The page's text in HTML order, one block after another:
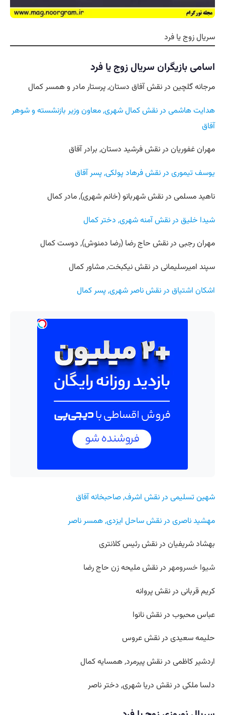
سریال زوج یا فرد
اسامی بازیگران سریال زوج یا فرد
مرجانه گلچین در نقش آفاق دستان, پرستار مادر و همسر کمال
هدایت هاشمی در نقش کمال شهری, معاون وزیر بازنشسته و شوهر
آفاق
مهران غفوریان در نقش فرشید دستان, برادر آفاق
یوسف تیموری در نقش فرهاد پولکی, پسر آفاق
ناهید مسلمی در نقش شهربانو (خانم شهری), مادر کمال
شیدا خلیق در نقش آمنه شهری, دختر کمال
مهران رجبی در نقش حاج رضا (رضا دمنوش), دوست کمال
سپند امیرسلیمانی در نقش نیکبخت, مشاور کمال
اشکان اشتیاق در نقش ناصر شهری, پسر کمال
شهین تسلیمی در نقش اشرف, صاحبخانه آفاق
مهشید ناصری در نقش ساحل ایزدی, همسر ناصر
بهشاد شریفیان در نقش رئیس کلانتری
شیوا خسرومهر در نقش ملیحه زن حاج رضا
کریم قربانی در نقش پروانه
عباس محبوب در نقش نانوا
حلیمه سعیدی در نقش عروس
اردشیر کاظمی در نقش پیرمرد, همسایه کمال
دلسا ملکی در نقش دریا شهری, دختر ناصر